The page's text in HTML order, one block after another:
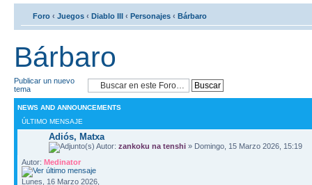
Foro ‹ Juegos ‹ Diablo III ‹ Personajes ‹ Bárbaro
Bárbaro
Publicar un nuevo
tema
NEWS AND ANNOUNCEMENTS
ÚLTIMO MENSAJE
Adiós, Matxa
Autor: zankoku na tenshi » Domingo, 15 Marzo 2026, 15:19
Autor: Medinator
Lunes, 16 Marzo 2026,